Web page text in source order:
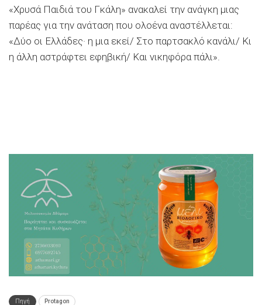
«Χρυσά Παιδιά του Γκάλη» ανακαλεί την ανάγκη μιας
παρέας για την ανάταση που ολοένα αναστέλλεται:
«Δύο οι Ελλάδες· η μια εκεί/ Στο παρτσακλό κανάλι/ Κι
η άλλη αστράφτει εφηβική/ Και νικηφόρα πάλι».
Πηγή Protagon